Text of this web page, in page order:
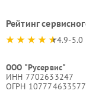
Рейтинг
4.9-5.0
ООО "Русервис"
ИНН 7702633247
ОГРН